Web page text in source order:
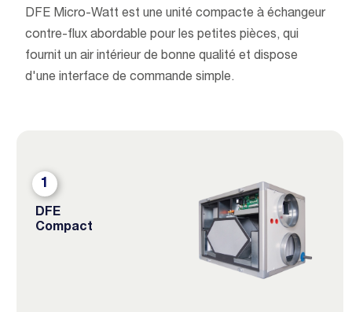
DFE Micro-Watt est une unité compacte à échangeur
contre-flux abordable pour les petites pièces, qui
fournit un air intérieur de bonne qualité et dispose
d'une interface de commande simple.
1
DFE
Compact